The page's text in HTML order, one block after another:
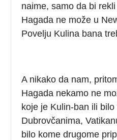
naime, samo da bi
Hagada ne može u
Povelju Kulina bana
A nikako da nam,
Hagada nekamo ne
koje je Kulin-ban ili
Dubrovčanima,
bilo kome drugome